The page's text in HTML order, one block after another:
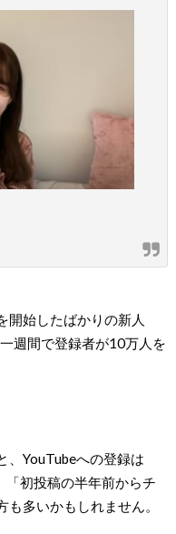
開始したばかりの新人
週間で登録者が10万人を
、YouTubeへの登録は
「初投稿の半年前からチ
多いかもしれません。